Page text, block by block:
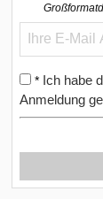
* Ich habe
Anmeldung